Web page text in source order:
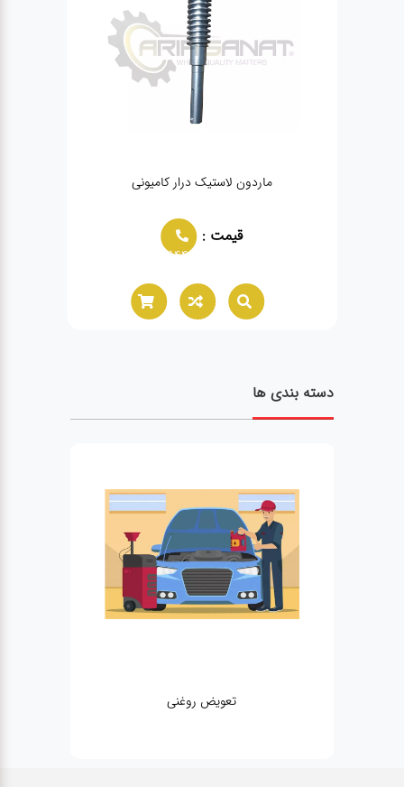
ماردون لاستیک درار کامیونی
قیمت :
02166021944
دسته بندی ها
تعویض روغنی